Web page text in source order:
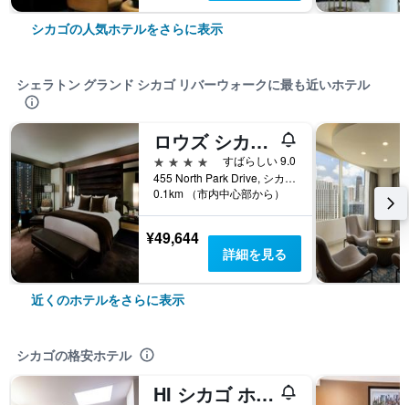
シカゴの人気ホテルをさらに表示
シェラトン グランド シカゴ リバーウォークに最も近いホテル
ロウズ シカゴ ホテル
4つ星
すばらしい 9.0
455 North Park Drive, シカゴ, IL, アメリカ合衆国
0.1km （市内中心部から）
¥49,644
詳細を見る
近くのホテルをさらに表示
シカゴの格安ホテル
HI シカゴ ホステル